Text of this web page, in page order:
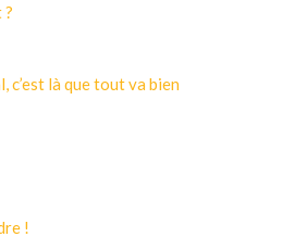
?
c’est là que tout va bien
!